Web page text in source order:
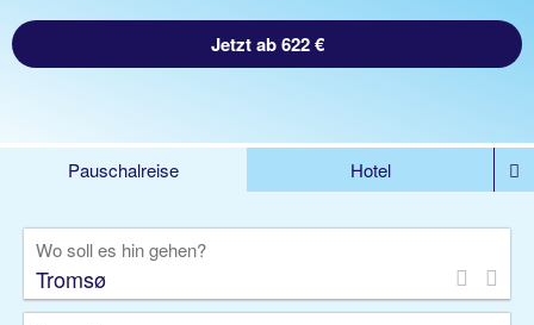
Jetzt ab 622 €
Pauschalreise
Hotel
Rundreise
Kreuzfahrt
Gruppenreise
Camper Privattransfer
Wo soll es hin gehen?